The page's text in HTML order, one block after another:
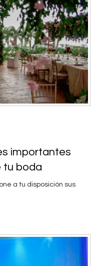
importantes
tu boda
a tu disposición sus